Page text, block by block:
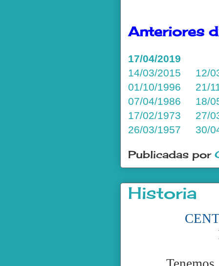
Anteriores
17/04/2019
14/03/2015
12/
01/10/1996
21/
07/04/1986
18/
17/02/1973
27/
26/03/1957
30/
Publicadas por
Historia